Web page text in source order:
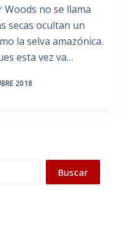
Woods no se llama
secas ocultan un
la selva amazónica.
esta vez va…
2018
Buscar